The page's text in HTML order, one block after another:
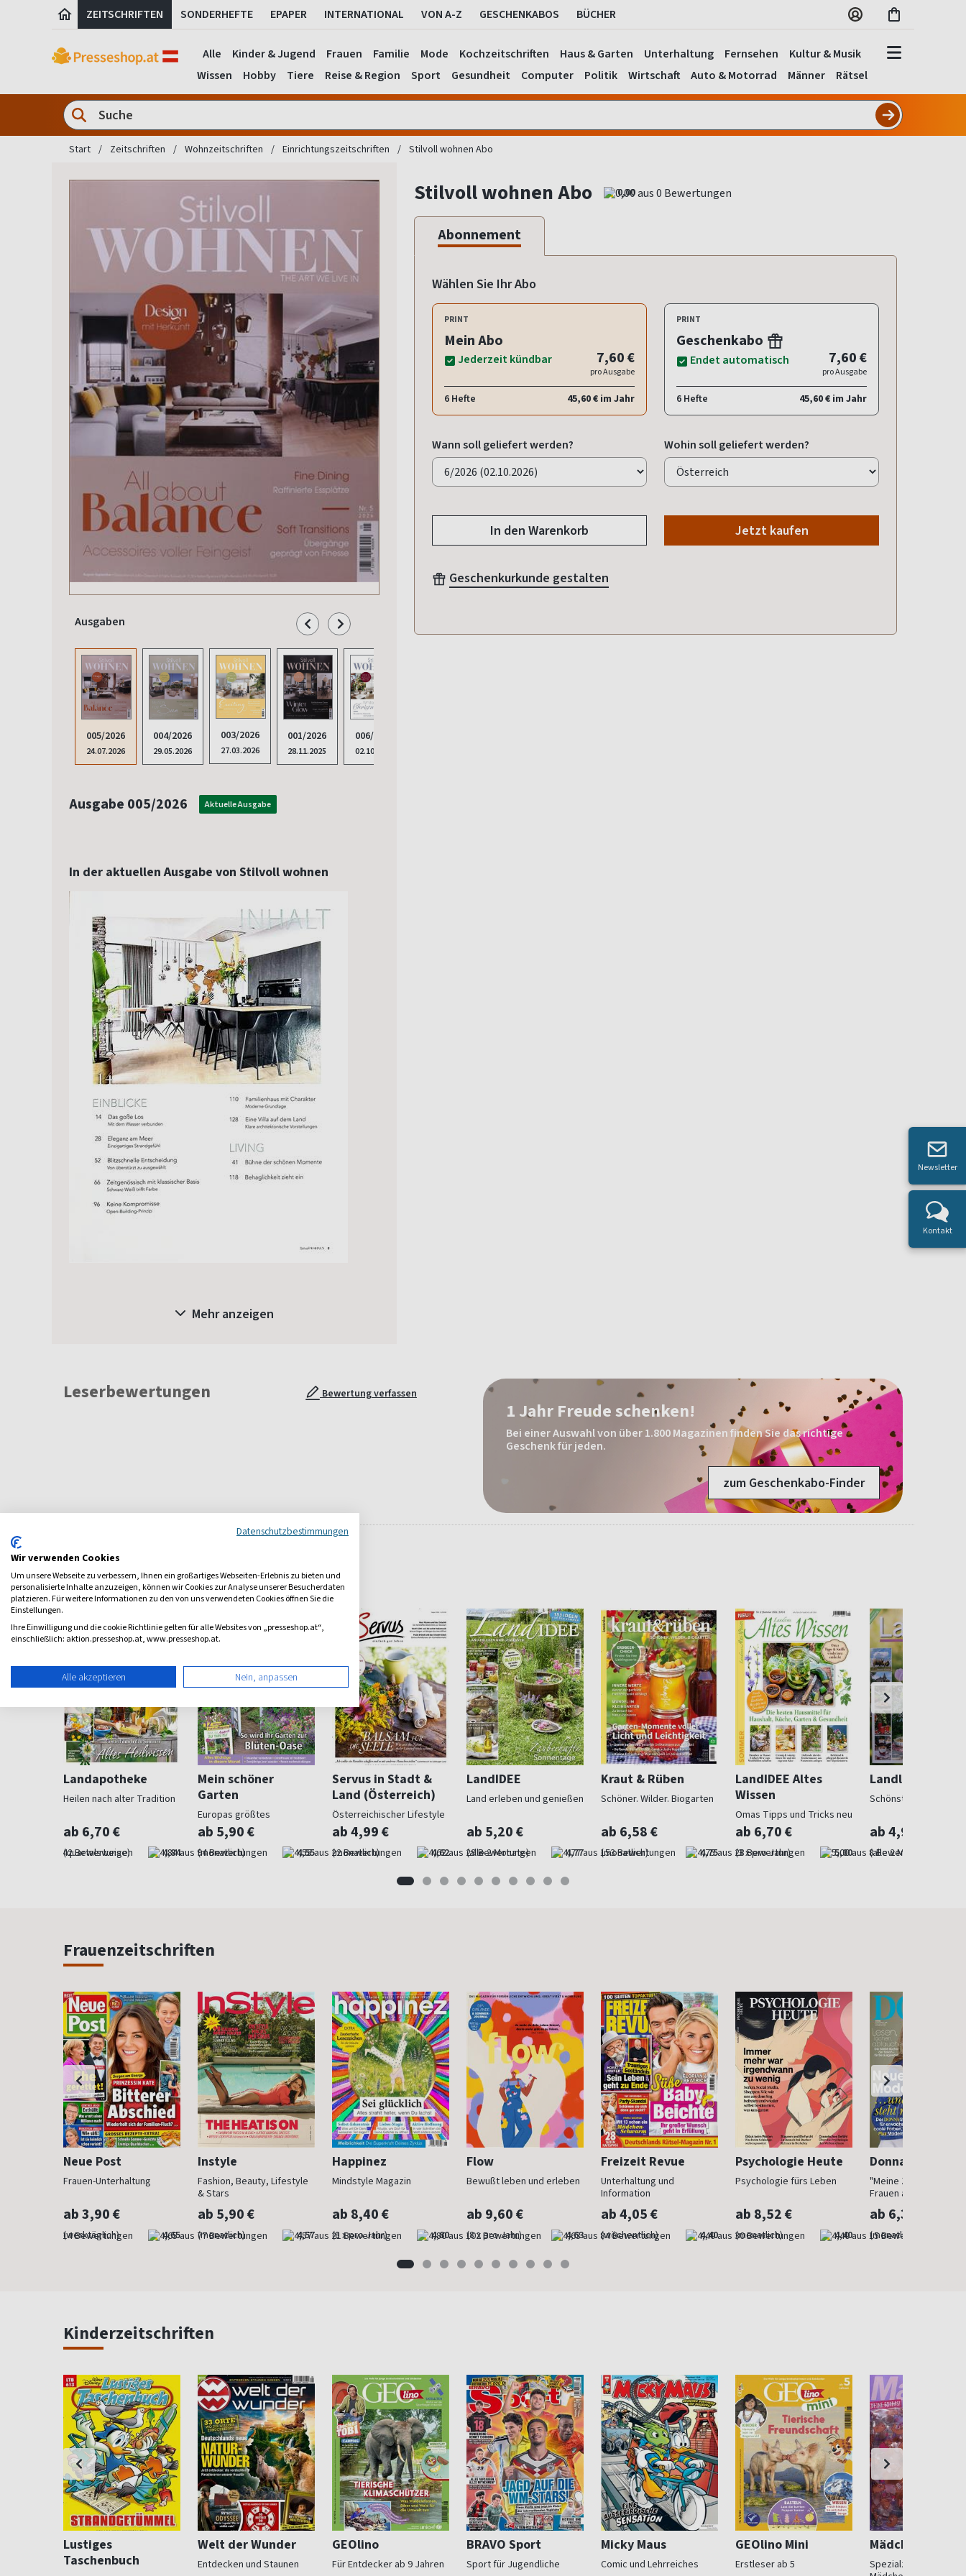
ZEITSCHRIFTEN SONDERHEFTE EPAPER INTERNATIONAL VON A-Z GESCHENKABOS BÜCHER
Alle Kinder & Jugend Frauen Familie Mode Kochzeitschriften Haus & Garten Unterhaltung Fernsehen
Kultur & Musik
Wissen
Hobby Tiere Reise & Region Sport Gesundheit Computer Politik Wirtschaft Auto & Motorrad Männer Rätsel
Start Zeitschriften Wohnzeitschriften Einrichtungszeitschriften Stilvoll wohnen Abo
Ausgaben
005/2026
24.07.2026
004/2026
29.05.2026
003/2026
27.03.2026
001/2026
28.11.2025
006/2025
02.10.2025
Ausgabe 005/2026 Aktuelle Ausgabe
In der aktuellen Ausgabe von Stilvoll wohnen
Mehr anzeigen
Stilvoll wohnen Abo 0,00
Abonnement
Wählen Sie Ihr Abo
PRINT
Mein Abo
Jederzeit kündbar 7,60 €
pro Ausgabe
6 Hefte 45,60 € im Jahr
PRINT
Geschenkabo
Endet automatisch 7,60 €
pro Ausgabe
6 Hefte 45,60 € im Jahr
Wann soll geliefert werden? Wohin soll geliefert werden?
In den Warenkorb Jetzt kaufen
Geschenkurkunde gestalten
Leserbewertungen Bewertung verfassen
1 Jahr Freude schenken!
Bei einer Auswahl von über 1.800 Magazinen finden Sie das richtige
Geschenk für jeden.
zum Geschenkabo-Finder
Weitere Haus-Garten-Magazine
Landapotheke
Heilen nach alter Tradition
ab 6,70 €
(quartalsweise) 4,84
Mein schöner
Garten
Europas größtes
Gartenmagazin
ab 5,90 €
(monatlich) 4,55
Servus in Stadt &
Land (Österreich)
Österreichischer Lifestyle
ab 4,99 €
(monatlich) 4,62
LandIDEE
Land erleben und genießen
ab 5,20 €
(alle 2 Monate) 4,77
Kraut & Rüben
Schöner. Wilder. Biogarten
ab 6,58 €
(monatlich) 4,75
LandIDEE Altes
Wissen
Omas Tipps und Tricks neu
entdeckt
ab 6,70 €
(3 x pro Jahr) 5,00
Landlust
Schönstes Landleben
ab 4,97 €
(alle 2 Monate)
Frauenzeitschriften
Neue Post
Frauen-Unterhaltung
ab 3,90 €
(werktäglich) 4,65
Instyle
Fashion, Beauty, Lifestyle
& Stars
ab 5,90 €
(monatlich) 4,57
Happinez
Mindstyle Magazin
ab 8,40 €
(8 x pro Jahr) 4,80
Flow
Bewußt leben und erleben
ab 9,60 €
(8 x pro Jahr) 4,63
Freizeit Revue
Unterhaltung und
Information
ab 4,05 €
(wöchentlich) 4,40
Psychologie Heute
Psychologie fürs Leben
ab 8,52 €
(monatlich) 4,40
Donna
"Meine Zeit ist jetzt":
Frauen ab 40
ab 6,30 €
(monatlich)
Kinderzeitschriften
Lustiges
Taschenbuch
Welt der Wunder
Entdecken und Staunen
GEOlino
Für Entdecker ab 9 Jahren
BRAVO Sport
Sport für Jugendliche
Micky Maus
Comic und Lehrreiches
GEOlino Mini
Erstleser ab 5
Mädchen
Spezialzeitschrift für
Newsletter
Kontakt
Datenschutzbestimmungen
Wir verwenden Cookies
Um unsere Webseite zu verbessern, Ihnen ein großartiges Webseiten-Erlebnis zu bieten und
personalisierte Inhalte anzuzeigen, können wir Cookies zur Analyse unserer Besucherdaten
platzieren. Für weitere Informationen zu den von uns verwendeten Cookies öffnen Sie die
Einstellungen.
Ihre Einwilligung und die cookie Richtlinie gelten für alle Websites von „presseshop.at“,
einschließlich: aktion.presseshop.at, www.presseshop.at.
Alle akzeptieren Nein, anpassen